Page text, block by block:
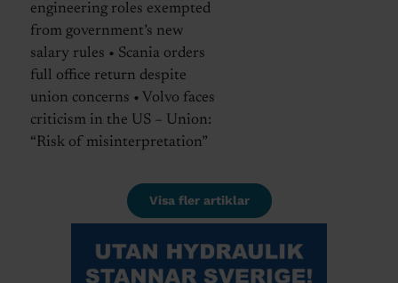
engineering roles exempted
from government’s new
salary rules • Scania orders
full office return despite
union concerns • Volvo faces
criticism in the US – Union:
“Risk of misinterpretation”
Visa fler artiklar